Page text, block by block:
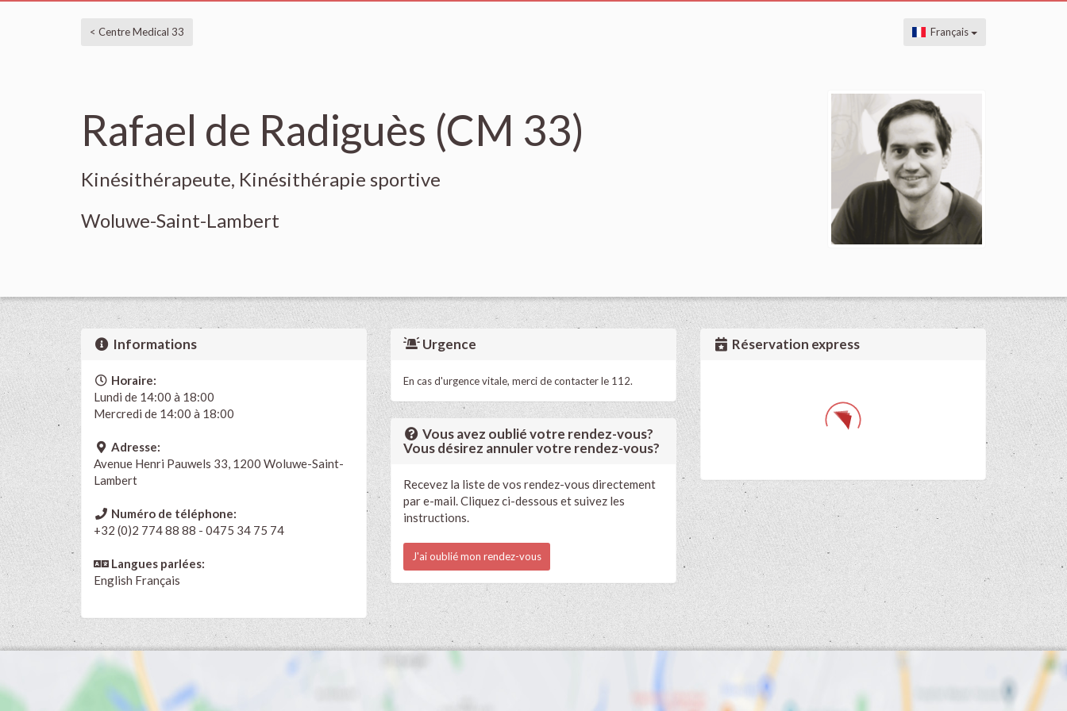
< Centre Medical 33 Français
Rafael de Radiguès (CM 33)
Kinésithérapeute, Kinésithérapie sportive
Woluwe-Saint-Lambert
Informations
Horaire:
Lundi de 14:00 à 18:00
Mercredi de 14:00 à 18:00
Adresse:
Avenue Henri Pauwels 33, 1200 Woluwe-Saint-
Lambert
Numéro de téléphone:
+32 (0)2 774 88 88 - 0475 34 75 74
Langues parlées:
English Français
Urgence
En cas d'urgence vitale, merci de contacter le 112.
Vous avez oublié votre rendez-vous?
Vous désirez annuler votre rendez-vous?
Recevez la liste de vos rendez-vous directement
par e-mail. Cliquez ci-dessous et suivez les
instructions.
J'ai oublié mon rendez-vous
Réservation express